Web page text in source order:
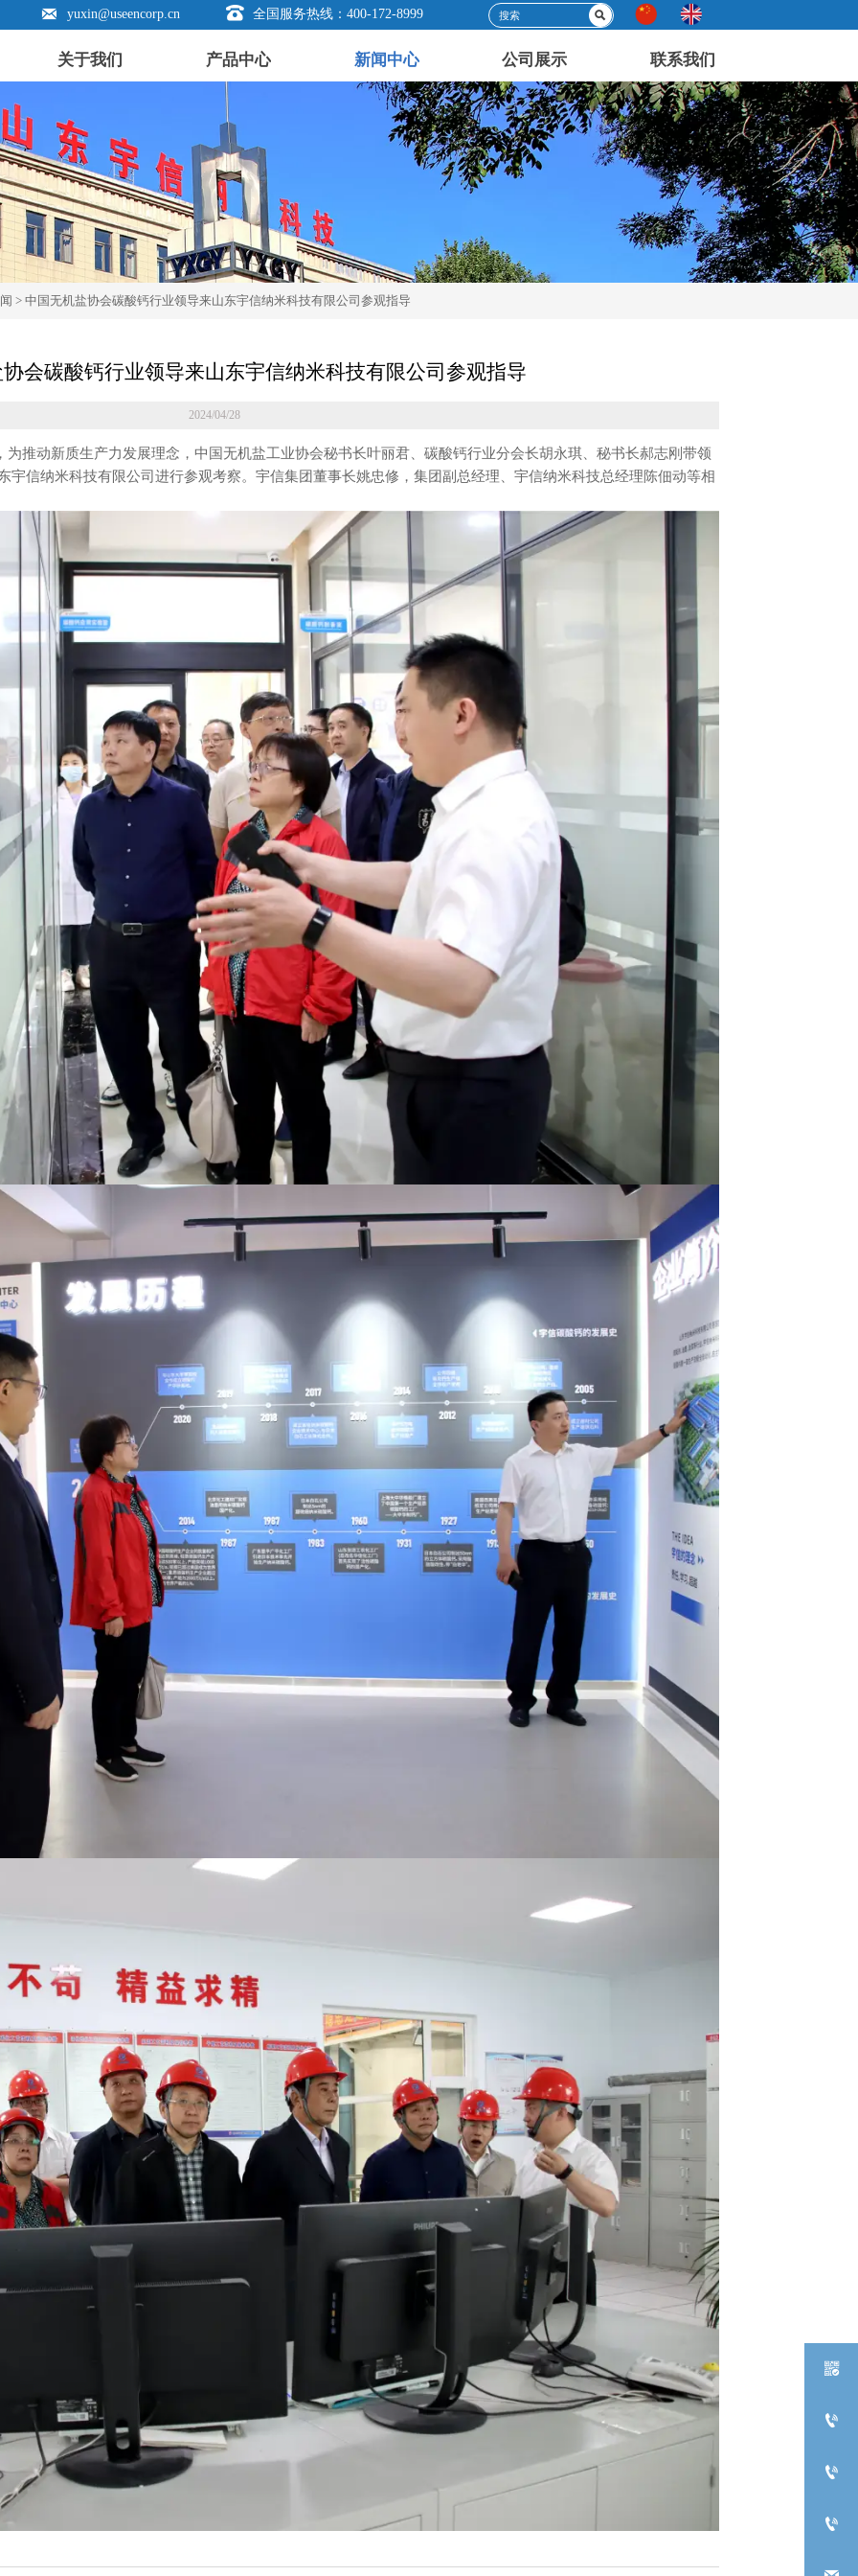
 yuxin@useencorp.cn  全国服务热线：400-172-8999 
关于我们 产品中心 新闻中心 公司展示 联系我们
>中国无机盐协会碳酸钙行业领导来山东宇信纳米科技有限公司参观指导
会碳酸钙行业领导来山东宇信纳米科技有限公司参观指导
2024/04/28
动新质生产力发展理念，中国无机盐工业协会秘书长叶丽君、碳酸钙行业分会长胡永琪、秘书长郝志刚带领
宇信纳米科技有限公司进行参观考察。宇信集团董事长姚忠修，集团副总经理、宇信纳米科技总经理陈佃动等相



